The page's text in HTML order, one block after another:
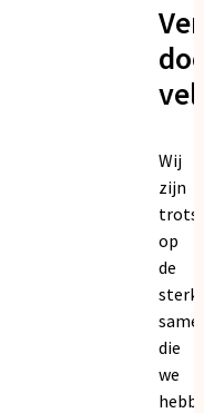
Wij
zijn
trots
op
de
die
we